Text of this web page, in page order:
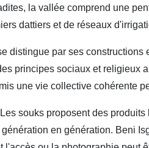
la vallée comprend une
dattiers et de réseaux
distingue par ses
principes sociaux et religieux
une vie collective cohérente
souks proposent des
en génération. Beni